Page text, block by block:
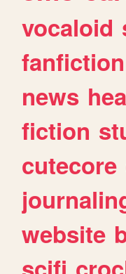
vocaloid
fanfiction
news
fiction
cutecore
website